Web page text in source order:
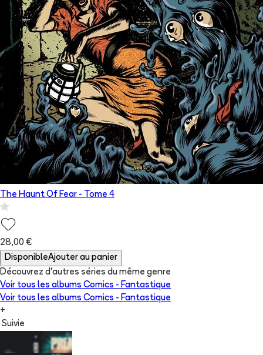
The Haunt Of Fear - Tome 4
28,00 €
DisponibleAjouter au panier
Découvrez d'autres séries du même genre
Voir tous les albums Comics - Fantastique
Voir tous les albums Comics - Fantastique
+
Suivie